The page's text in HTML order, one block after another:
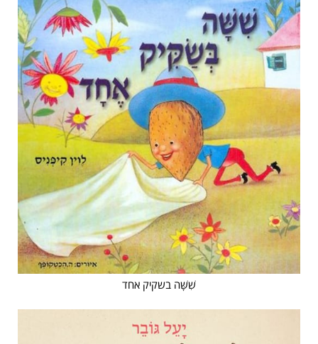
שִׁשָּׁה בשקיק אחד